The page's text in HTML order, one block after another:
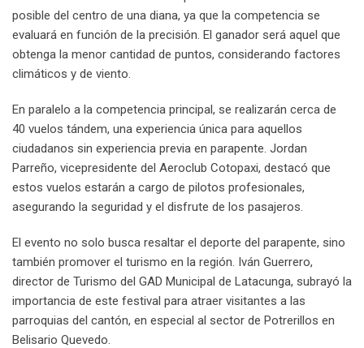
posible del centro de una diana, ya que la competencia se
evaluará en función de la precisión. El ganador será aquel que
obtenga la menor cantidad de puntos, considerando factores
climáticos y de viento.
En paralelo a la competencia principal, se realizarán cerca de
40 vuelos tándem, una experiencia única para aquellos
ciudadanos sin experiencia previa en parapente. Jordan
Parreño, vicepresidente del Aeroclub Cotopaxi, destacó que
estos vuelos estarán a cargo de pilotos profesionales,
asegurando la seguridad y el disfrute de los pasajeros.
El evento no solo busca resaltar el deporte del parapente, sino
también promover el turismo en la región. Iván Guerrero,
director de Turismo del GAD Municipal de Latacunga, subrayó la
importancia de este festival para atraer visitantes a las
parroquias del cantón, en especial al sector de Potrerillos en
Belisario Quevedo.